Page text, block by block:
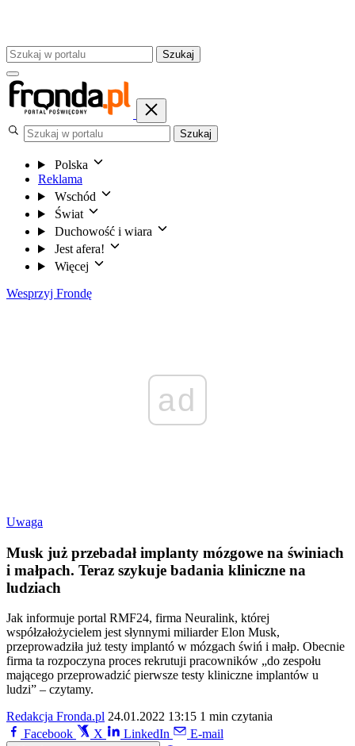
Szukaj
Szukaj
Polska
Reklama
Wschód
Świat
Duchowość i wiara
Jest afera!
Więcej
Wesprzyj Frondę
ad
Uwaga
Musk już przebadał implanty mózgowe na świniach
i małpach. Teraz szykuje badania kliniczne na
ludziach
Jak informuje portal RMF24, firma Neuralink, której
współzałożycielem jest słynnymi miliarder Elon Musk,
przeprowadziła już testy implantó w mózgach świń i małp. Obecnie
firma ta rozpoczyna proces rekrutuji pracowników „do zespołu
mającego przeprowadzić pierwsze testy kliniczne implantów u
ludzi” – czytamy.
Redakcja Fronda.pl 24.01.2022 13:15 1 min czytania
Facebook
X LinkedIn E-mail